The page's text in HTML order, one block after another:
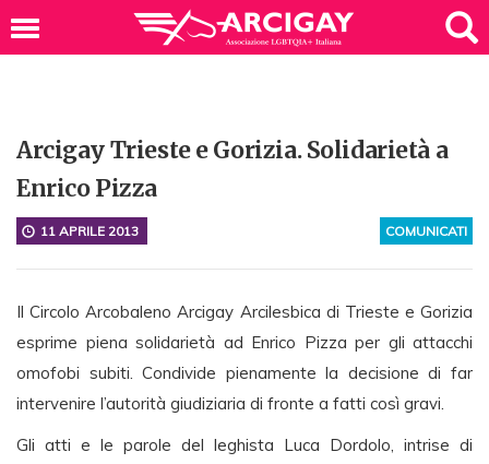
Arcigay Trieste e Gorizia. Solidarietà a
Enrico Pizza
COMUNICATI
11 APRILE 2013
Il Circolo Arcobaleno Arcigay Arcilesbica di Trieste e Gorizia
esprime piena solidarietà ad Enrico Pizza per gli attacchi
omofobi subiti. Condivide pienamente la decisione di far
intervenire l’autorità giudiziaria di fronte a fatti così gravi.
Gli atti e le parole del leghista Luca Dordolo, intrise di